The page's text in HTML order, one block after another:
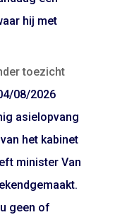
hij met
toezicht
08/2026
asielopvang
het kabinet
minister Van
geen of